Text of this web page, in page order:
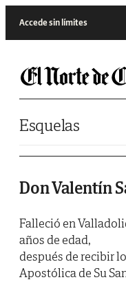
Accede sin límites
Esquelas
Don Valentín
Falleció en
años de edad,
después de recibir
Apostólica de Su